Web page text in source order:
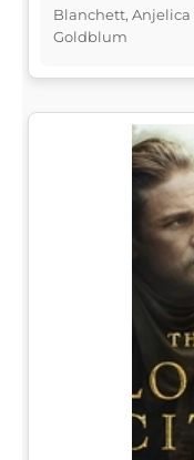
Blanchett,
Goldblum